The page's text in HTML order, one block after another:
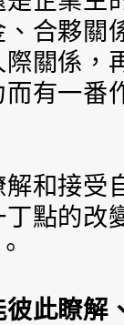
合夥關
關係，
有一番
和接受
點的改
此瞭解